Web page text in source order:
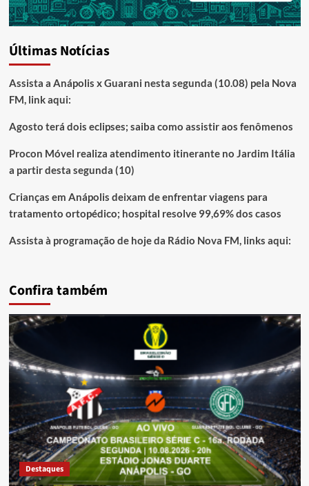
Últimas Notícias
Assista a Anápolis x Guarani nesta segunda (10.08) pela Nova
FM, link aqui:
Agosto terá dois eclipses; saiba como assistir aos fenômenos
Procon Móvel realiza atendimento itinerante no Jardim Itália
a partir desta segunda (10)
Crianças em Anápolis deixam de enfrentar viagens para
tratamento ortopédico; hospital resolve 99,69% dos casos
Assista à programação de hoje da Rádio Nova FM, links aqui:
Confira também
Destaques